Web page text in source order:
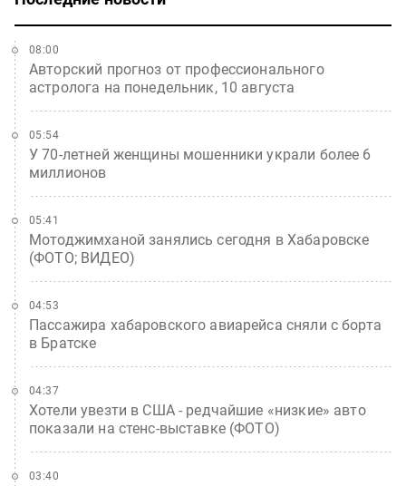
Авторский прогноз от профессионального
астролога на понедельник, 10 августа
08:00
У 70-летней женщины мошенники украли более 6
миллионов
05:54
Мотоджимханой занялись сегодня в Хабаровске
(ФОТО; ВИДЕО)
05:41
Пассажира хабаровского авиарейса сняли с борта
в Братске
04:53
Хотели увезти в США - редчайшие «низкие» авто
показали на стенс-выставке (ФОТО)
04:37
03:40